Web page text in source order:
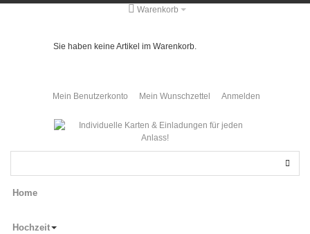
Warenkorb
Sie haben keine Artikel im Warenkorb.
Mein Benutzerkonto Mein Wunschzettel Anmelden
Home
Hochzeit